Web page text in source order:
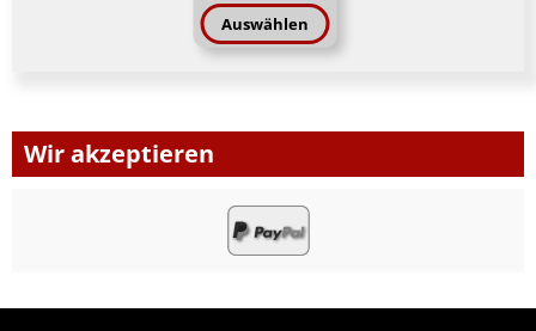
Auswählen
Wir akzeptieren